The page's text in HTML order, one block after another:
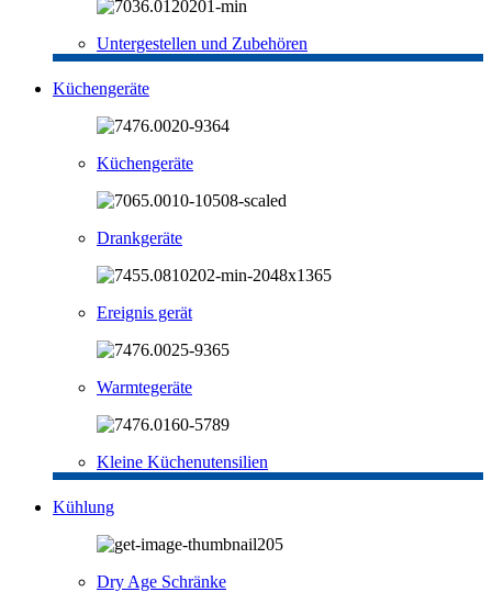
Untergestellen und Zubehören
Küchengeräte
Küchengeräte
Drankgeräte
Ereignis gerät
Warmtegeräte
Kleine Küchenutensilien
Kühlung
Dry Age Schränke